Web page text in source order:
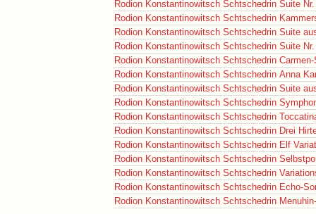
Rodion Konstantinowitsch Schtschedrin Suite
Rodion Konstantinowitsch Schtschedrin
Rodion Konstantinowitsch Schtschedrin Suite
Rodion Konstantinowitsch Schtschedrin Suite
Rodion Konstantinowitsch Schtschedrin
Rodion Konstantinowitsch Schtschedrin Anna
Rodion Konstantinowitsch Schtschedrin Suite
Rodion Konstantinowitsch Schtschedrin
Rodion Konstantinowitsch Schtschedrin
Rodion Konstantinowitsch Schtschedrin Drei
Rodion Konstantinowitsch Schtschedrin Elf
Rodion Konstantinowitsch Schtschedrin
Rodion Konstantinowitsch Schtschedrin
Rodion Konstantinowitsch Schtschedrin Echo-
Rodion Konstantinowitsch Schtschedrin